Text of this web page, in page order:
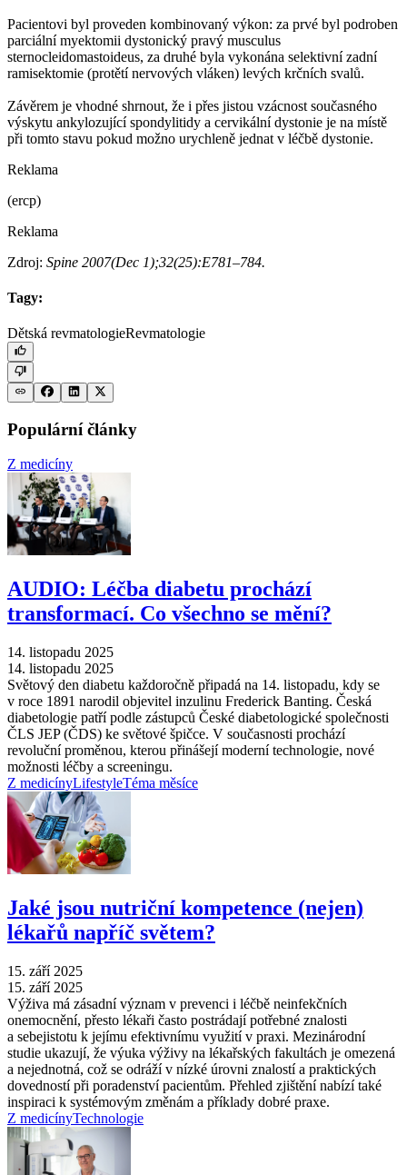
Pacientovi byl proveden kombinovaný výkon: za prvé byl podroben
parciální myektomii dystonický pravý musculus
sternocleidomastoideus, za druhé byla vykonána selektivní zadní
ramisektomie (protětí nervových vláken) levých krčních svalů.
Závěrem je vhodné shrnout, že i přes jistou vzácnost současného
výskytu ankylozující spondylitidy a cervikální dystonie je na místě
při tomto stavu pokud možno urychleně jednat v léčbě dystonie.
Reklama
(ercp)
Reklama
Zdroj: Spine 2007(Dec 1);32(25):E781–784.
Tagy:
Dětská revmatologieRevmatologie
Populární články
Z medicíny
AUDIO: Léčba diabetu prochází
transformací. Co všechno se mění?
14. listopadu 2025
14. listopadu 2025
Světový den diabetu každoročně připadá na 14. listopadu, kdy se
v roce 1891 narodil objevitel inzulinu Frederick Banting. Česká
diabetologie patří podle zástupců České diabetologické společnosti
ČLS JEP (ČDS) ke světové špičce. V současnosti prochází
revoluční proměnou, kterou přinášejí moderní technologie, nové
možnosti léčby a screeningu.
Z medicínyLifestyleTéma měsíce
Jaké jsou nutriční kompetence (nejen)
lékařů napříč světem?
15. září 2025
15. září 2025
Výživa má zásadní význam v prevenci i léčbě neinfekčních
onemocnění, přesto lékaři často postrádají potřebné znalosti
a sebejistotu k jejímu efektivnímu využití v praxi. Mezinárodní
studie ukazují, že výuka výživy na lékařských fakultách je omezená
a nejednotná, což se odráží v nízké úrovni znalostí a praktických
dovedností při poradenství pacientům. Přehled zjištění nabízí také
inspiraci k systémovým změnám a příklady dobré praxe.
Z medicínyTechnologie